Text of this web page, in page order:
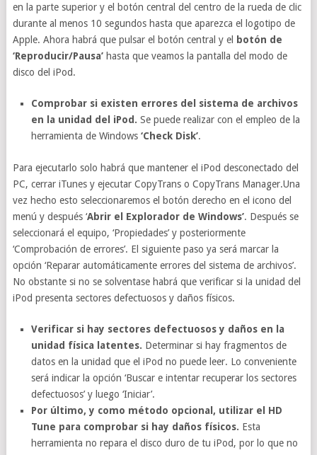
en la parte superior y el botón central del centro de la rueda de clic
durante al menos 10 segundos hasta que aparezca el logotipo de
Apple. Ahora habrá que pulsar el botón central y el
botón de
‘Reproducir/Pausa’hasta que veamos la pantalla del modo de
disco del iPod.
Comprobar si existen errores del sistema de archivos
en la unidad del iPod.Se puede realizar con el empleo de la
herramienta de Windows‘Check Disk’.
Para ejecutarlo solo habrá que mantener el iPod desconectado del
PC, cerrar iTunes y ejecutar CopyTrans o CopyTrans Manager.Una
vez hecho esto seleccionaremos el botón derecho en el icono del
menú y después ‘Abrir el Explorador de Windows’. Después se
seleccionará el equipo, ‘Propiedades’ y posteriormente
‘Comprobación de errores’. El siguiente paso ya será marcar la
opción ‘Reparar automáticamente errores del sistema de archivos’.
No obstante si no se solventase habrá que verificar si la unidad del
iPod presenta sectores defectuosos y daños físicos.
Verificar si hay sectores defectuosos y daños en la
unidad física latentes. Determinar si hay fragmentos de
datos en la unidad que el iPod no puede leer. Lo conveniente
será indicar la opción ‘Buscar e intentar recuperar los sectores
defectuosos’ y luego ‘Iniciar’.
Por último, y como método opcional, utilizar el HD
Tune para comprobar si hay daños físicos. Esta
herramienta no repara el disco duro de tu iPod, por lo que no